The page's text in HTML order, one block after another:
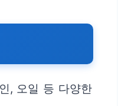
, 오일 등 다양한